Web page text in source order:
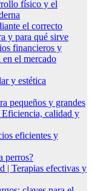
físico y el
el correcto
y para qué sirve
financieros y
en el mercado
y estética
pequeños y grandes
Eficiencia, calidad y
eficientes y
perros?
| Terapias efectivas y